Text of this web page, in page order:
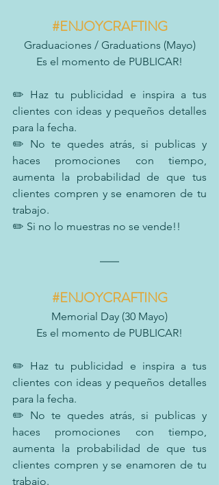
#ENJOYCRAFTING
Graduaciones / Graduations (Mayo)
Es el momento de PUBLICAR!
✏️ Haz tu publicidad e inspira a tus
clientes con ideas y pequeños detalles
para la fecha.
✏️ No te quedes atrás, si publicas y
haces promociones con tiempo,
aumenta la probabilidad de que tus
clientes compren y se enamoren de tu
trabajo.
✏️ Si no lo muestras no se vende!!
#ENJOYCRAFTING
Memorial Day (30 Mayo)
Es el momento de PUBLICAR!
✏️ Haz tu publicidad e inspira a tus
clientes con ideas y pequeños detalles
para la fecha.
✏️ No te quedes atrás, si publicas y
haces promociones con tiempo,
aumenta la probabilidad de que tus
clientes compren y se enamoren de tu
trabajo.